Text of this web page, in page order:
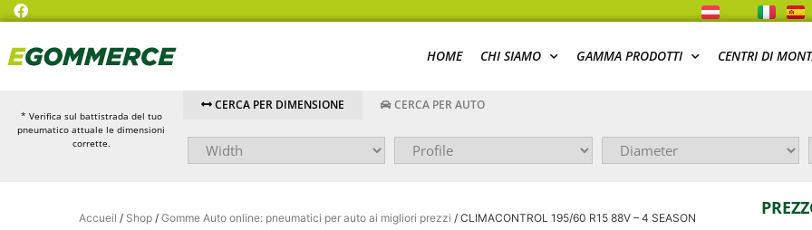
HOME CHI SIAMO GAMMA PRODOTTI CENTRI DI
* Verifica sul battistrada del tuo
pneumatico attuale le dimensioni
corrette.
CERCA PER DIMENSIONE CERCA PER AUTO
Accueil / Shop / Gomme Auto online: pneumatici per auto ai migliori prezzi / CLIMACONTROL 195/60 R15 88V – 4 SEASON